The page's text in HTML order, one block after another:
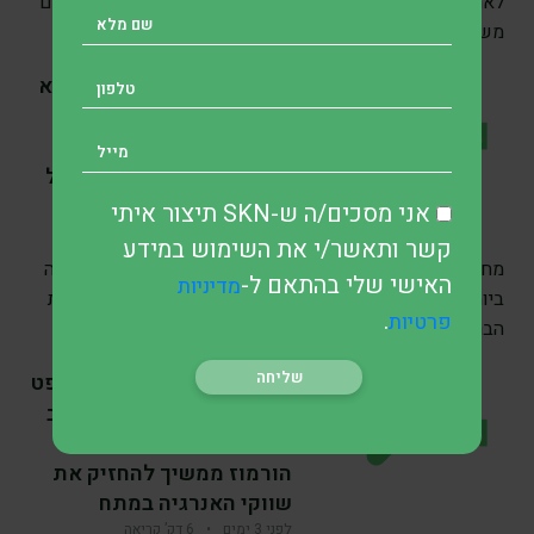
משמעותיים לאופציות Call בעקבות
SKN | הזהב מזנק לשיא
של שבעה שבועות לאחר
שנתוני התעסוקה בארה”ב
שינו את ציפיות הריבית של
הפד
מחירי הזהב המשיכו לעלות ביום שישי והגיעו לרמתם הגבוהה
ביותר זה שבעה שבועות, לאחר שנתוני שוק העבודה בארצות
הברית אכזבו
SKN | מדוע מחירי הנפט
עולים? חוסר הוודאות סביב
הורמוז ממשיך להחזיק את
שווקי האנרגיה במתח
לפני 3 ימים • 6 דק’ קריאה
אני מסכים/ה ש-SKN תיצור איתי
קשר ותאשר/י את השימוש במידע
האישי שלי בהתאם ל-מדיניות
פרטיות.